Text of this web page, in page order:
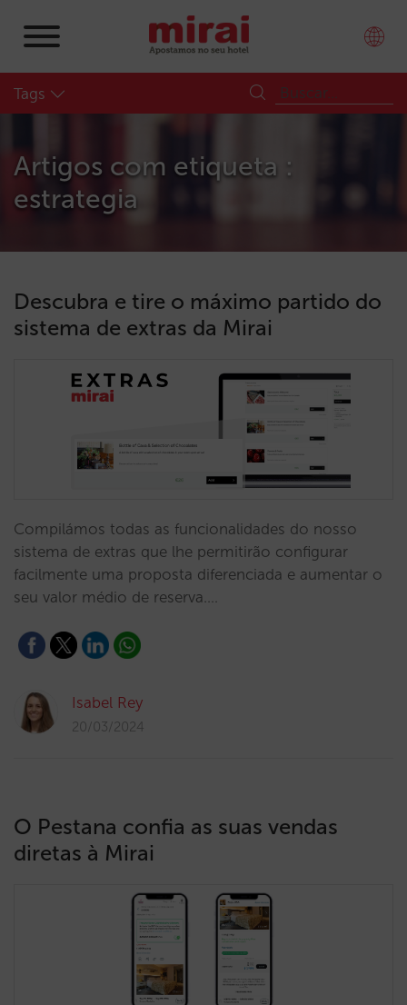
Tags
Artigos com etiqueta :
estrategia
Descubra e tire o máximo partido do
sistema de extras da Mirai
Compilámos todas as funcionalidades do nosso
sistema de extras que lhe permitirão configurar
facilmente uma proposta diferenciada e aumentar o
seu valor médio de reserva.…
Isabel Rey
20/03/2024
O Pestana confia as suas vendas
diretas à Mirai